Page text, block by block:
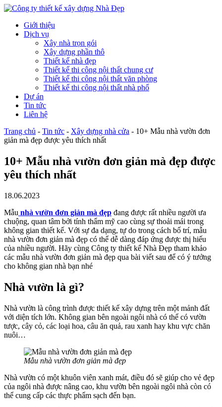
Giới thiệu
Dịch vụ
Xây nhà trọn gói
Xây dựng phần thô
Thiết kế nhà đẹp
Thiết kế thi công nội thất chung cư
Thiết kế thi công nội thất văn phòng
Thiết kế thi công nội thất nhà phố
Dự án
Tin tức
Liên hệ
Trang chủ - Tin tức - Xây dựng nhà cửa - 10+ Mẫu nhà vườn đơn
giản mà đẹp được yêu thích nhất
10+ Mẫu nhà vườn đơn giản mà đẹp được
yêu thích nhất
18.06.2023
Mẫu nhà vườn đơn giản mà đẹp đang được rất nhiều người ưa
chuộng, quan tâm bởi tính thẩm mỹ cao cùng sự thoải mái trong
không gian thiết kế. Với sự đa dạng, tự do trong cách bố trí, mẫu
nhà vườn đơn giản mà đẹp có thể dễ dàng đáp ứng được thị hiếu
của nhiều người. Hãy cùng Công ty thiết kế Nhà Đẹp tham khảo
các mẫu nhà vườn đơn giản mà đẹp qua bài viết sau để có ý tưởng
cho không gian nhà bạn nhé
Nhà vườn là gì?
Nhà vườn là công trình được thiết kế xây dựng trên một mảnh đất
với diện tích lớn. Không gian bên ngoài ngôi nhà có thể có vườn
tược, cây cỏ, các loại hoa, câu ăn quả, rau xanh hay khu vực chăn
nuôi…
Mẫu nhà vườn đơn giản mà đẹp
Nhà vườn có một khuôn viên xanh mát, điều đó sẽ giúp cho vẻ đẹp
của ngôi nhà được nâng cao, khu vườn bên ngoài ngôi nhà còn có
thể cung cấp các thực phẩm sạch đến bạn.